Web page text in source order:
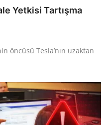
Yetkisi Tartışma
öncüsü Tesla’nın uzaktan